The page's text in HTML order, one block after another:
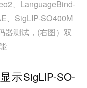
、LanguageBind-
、SigLIP-SO400M
器测试，(右图）双
示SigLIP-SO-